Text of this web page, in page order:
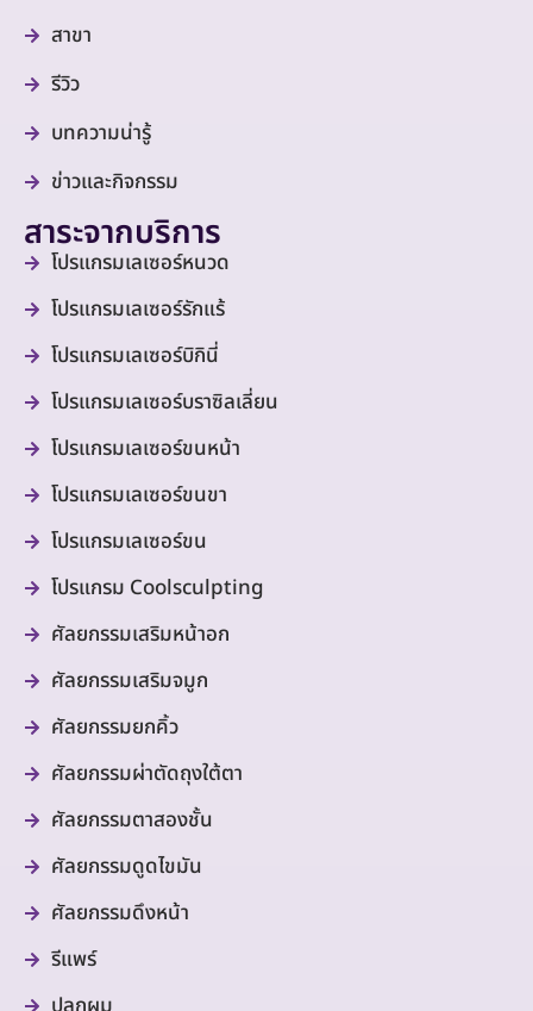
สาขา
รีวิว
บทความน่ารู้
ข่าวและกิจกรรม
สาระจากบริการ
โปรแกรมเลเซอร์หนวด
โปรแกรมเลเซอร์รักแร้
โปรแกรมเลเซอร์บิกินี่
โปรแกรมเลเซอร์บราซิลเลี่ยน
โปรแกรมเลเซอร์ขนหน้า
โปรแกรมเลเซอร์ขนขา
โปรแกรมเลเซอร์ขน
โปรแกรม Coolsculpting
ศัลยกรรมเสริมหน้าอก
ศัลยกรรมเสริมจมูก
ศัลยกรรมยกคิ้ว
ศัลยกรรมผ่าตัดถุงใต้ตา
ศัลยกรรมตาสองชั้น
ศัลยกรรมดูดไขมัน
ศัลยกรรมดึงหน้า
รีแพร์